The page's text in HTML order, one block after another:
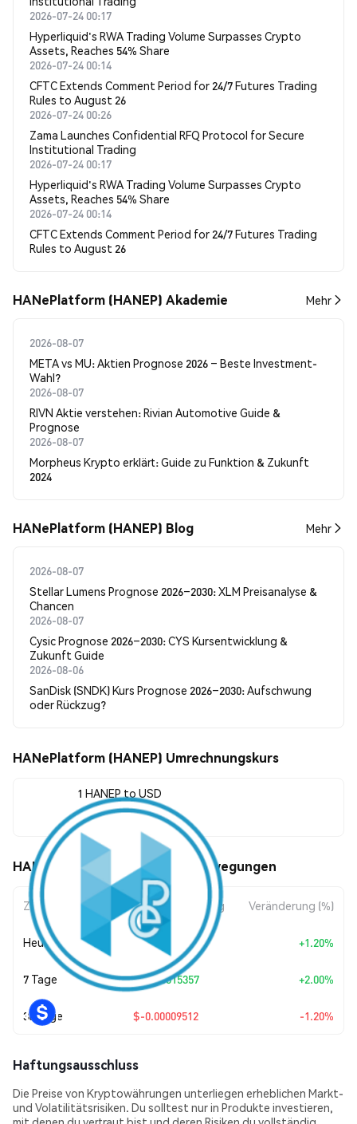
2026-07-24 00:17
Hyperliquid's RWA Trading Volume Surpasses Crypto
Assets, Reaches 54% Share
2026-07-24 00:14
CFTC Extends Comment Period for 24/7 Futures Trading
Rules to August 26
2026-07-24 00:26
Zama Launches Confidential RFQ Protocol for Secure
Institutional Trading
2026-07-24 00:17
Hyperliquid's RWA Trading Volume Surpasses Crypto
Assets, Reaches 54% Share
2026-07-24 00:14
CFTC Extends Comment Period for 24/7 Futures Trading
Rules to August 26
HANePlatform (HANEP) Akademie Mehr
2026-08-07
META vs MU: Aktien Prognose 2026 – Beste Investment-
Wahl?
2026-08-07
RIVN Aktie verstehen: Rivian Automotive Guide &
Prognose
2026-08-07
Morpheus Krypto erklärt: Guide zu Funktion & Zukunft
2024
HANePlatform (HANEP) Blog Mehr
2026-08-07
Stellar Lumens Prognose 2026–2030: XLM Preisanalyse &
Chancen
2026-08-07
Cysic Prognose 2026–2030: CYS Kursentwicklung &
Zukunft Guide
2026-08-06
SanDisk (SNDK) Kurs Prognose 2026–2030: Aufschwung
oder Rückzug?
HANePlatform (HANEP) Umrechnungskurs
1 HANEP to USD
$0.00783185
HANePlatform (HANEP) Kursbewegungen
Zeitraum Betragsänderung Veränderung (%)
Heute +$0.00009287 +1.20%
7 Tage +$0.00015357 +2.00%
30 Tage $-0.00009512 -1.20%
Haftungsausschluss
Die Preise von Kryptowährungen unterliegen erheblichen Markt-
und Volatilitätsrisiken. Du solltest nur in Produkte investieren,